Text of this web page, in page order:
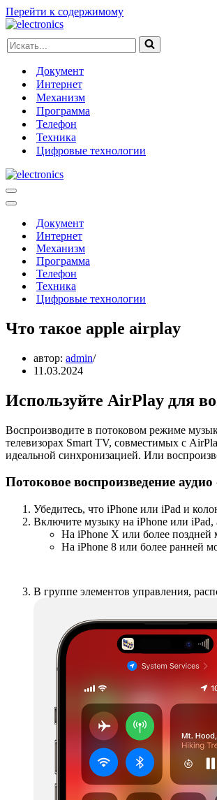
Перейти к содержимому
Искать...
Документ
Интернет
Механизм
Программа
Телефон
Техника
Цифровые технологии
Меню
навигации
Меню
навигацииДокумент
Интернет
Механизм
Программа
Телефон
Техника
Цифровые технологии
Что такое apple airplay
автор: admin
11.03.2024
Используйте AirPlay для
Воспроизводите в потоковом режиме
телевизорах Smart TV, совместимых с
идеальной синхронизацией. Или
Потоковое воспроизведение
Убедитесь, что iPhone или iPad и
Включите музыку на iPhone или iPad,
На iPhone X или более поздней
На iPhone 8 или более ранней
В группе элементов управления,